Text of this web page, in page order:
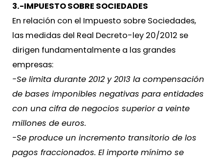
3.-IMPUESTO SOBRE SOCIEDADES
En relación con el Impuesto sobre Sociedades,
las medidas del Real Decreto-ley 20/2012 se
dirigen fundamentalmente a las grandes
empresas:
-Se limita durante 2012 y 2013 la compensación
de bases imponibles negativas para entidades
con una cifra de negocios superior a veinte
millones de euros.
-Se produce un incremento transitorio de los
pagos fraccionados. El importe mínimo se